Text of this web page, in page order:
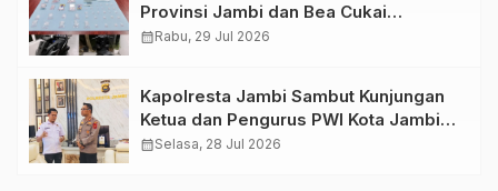
Provinsi Jambi dan Bea Cukai
Amankan Sembilan Pelaku beserta
calendar_monthRabu, 29 Jul 2026
Kapolresta Jambi Sambut Kunjungan
Ketua dan Pengurus PWI Kota Jambi
Perkuat Sinergi dan Kolaborasi
calendar_monthSelasa, 28 Jul 2026